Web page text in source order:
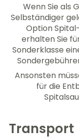
Wenn Sie als
Selbständiger
Option
erhalten Sie
Sonderklasse
Ansonsten
für die
Transport